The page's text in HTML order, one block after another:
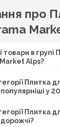
про
в групі
Alps?
Плитка
у
Плитка